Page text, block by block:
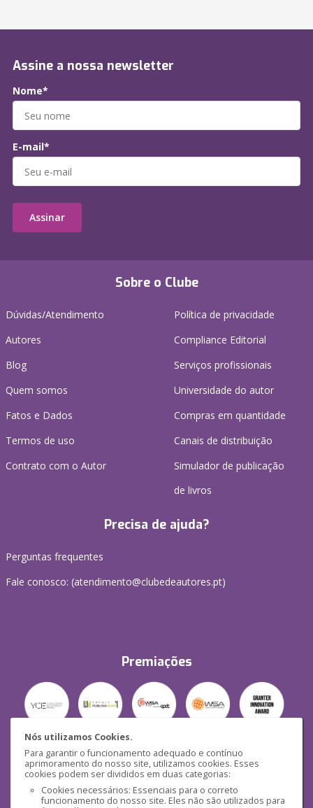
Nós utilizamos Cookies.
Para garantir o funcionamento adequado e contínuo
aprimoramento do nosso site, utilizamos cookies. Esses
cookies podem ser divididos em duas categorias:
Cookies necessários: Essenciais para o correto
funcionamento do nosso site. Eles não são utilizados para
Sobre o Clube
Dúvidas/Atendimento
Autores
Blog
Quem somos
Fatos e Dados
Termos de uso
Contrato com o Autor
Política de privacidade
Compliance Editorial
Serviços profissionais
Universidade do autor
Compras em quantidade
Canais de distribuição
Simulador de publicação
de livros
Precisa de ajuda?
Perguntas frequentes
Fale conosco: (atendimento@clubedeautores.pt)
Premiações
Segurança
Assine a nossa newsletter
Nome*
E-mail*
Assinar